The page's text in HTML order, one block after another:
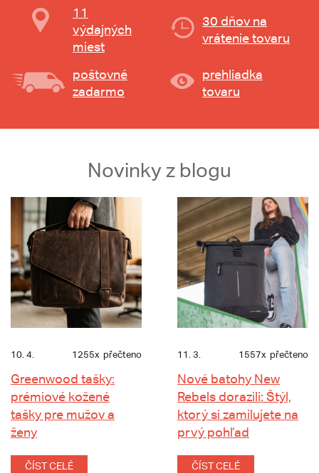
11
výdajných
miest
30 dňov na
vrátenie tovaru
poštovné
zadarmo
prehliadka
tovaru
Novinky z blogu
10. 4. 1255x přečteno
Greenwood tašky:
prémiové kožené
tašky pre mužov a
ženy
ČÍST CELÉ
11. 3. 1557x přečteno
Nové batohy New
Rebels dorazili: Štýl,
ktorý si zamilujete na
prvý pohľad
ČÍST CELÉ